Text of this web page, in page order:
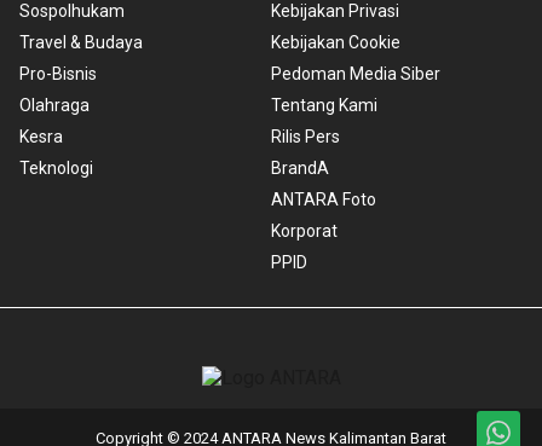
Sospolhukam
Travel & Budaya
Pro-Bisnis
Olahraga
Kesra
Teknologi
Kebijakan Privasi
Kebijakan Cookie
Pedoman Media Siber
Tentang Kami
Rilis Pers
BrandA
ANTARA Foto
Korporat
PPID
Copyright © 2024 ANTARA News Kalimantan Barat